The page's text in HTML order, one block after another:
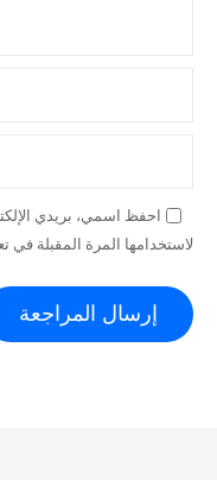
احفظ اسمي، بريدي
لاستخدامها المرة المقبلة في